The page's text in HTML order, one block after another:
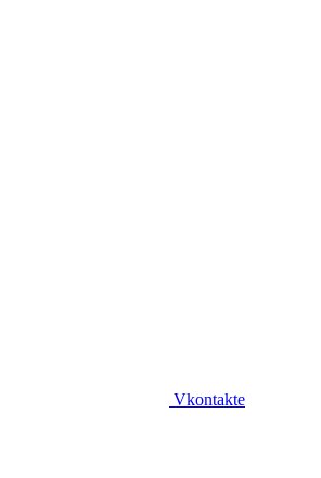
Vkontakte